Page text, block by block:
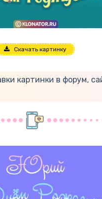
Скачать картинку
картинки в форум,